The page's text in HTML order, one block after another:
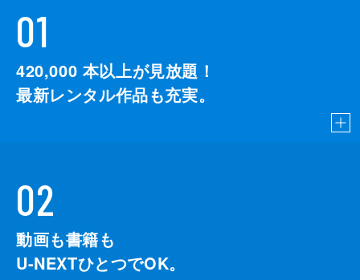
01
420,000 本以上が見放題！
最新レンタル作品も充実。
02
動画も書籍も
U-NEXTひとつでOK。